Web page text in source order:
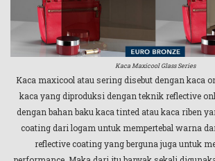
Kaca Maxicool Glass Series
Kaca maxicool atau sering disebut dengan kaca
kaca yang diproduksi dengan teknik reflective
dengan bahan baku kaca tinted atau kaca riben
coating dari logam untuk mempertebal warna
reflective coating yang berguna juga untuk